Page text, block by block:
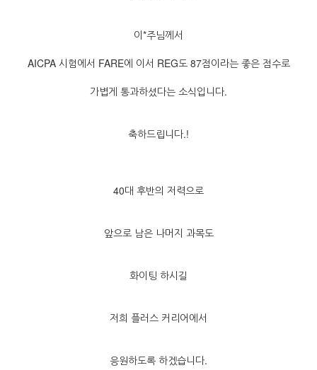
이*주님께서
AICPA 시험에서 FARE에 이서 REG도 87점이라는 좋은 점수로
가볍게 통과하셨다는 소식입니다.
축하드립니다.!
40대 후반의 저력으로
앞으로 남은 나머지 과목도
화이팅 하시길
저희 플러스 커리어에서
응원하도록 하겠습니다.